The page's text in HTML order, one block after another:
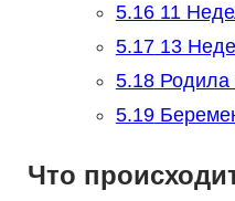
5.1611
5.1713
5.18Родила
5.19
Что